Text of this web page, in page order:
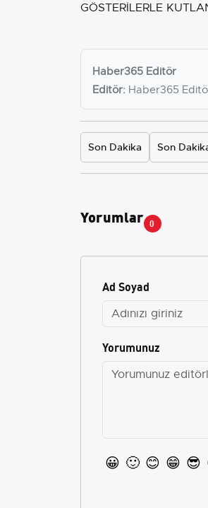
GÖSTERİLERLE
Haber365 Editör
Editör: Haber365
Son Dakika Son
Yorumlar 0
Ad Soyad
Yorumunuz
😀 🙂 😊 😁 😎